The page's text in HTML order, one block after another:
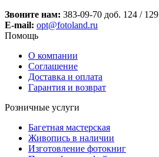
Звоните нам: 383-09-70 доб. 124 / 129
E-mail: opt@fotoland.ru
Помощь
О компании
Соглашение
Доставка и оплата
Гарантия и возврат
Розничные услуги
Багетная мастерская
Живопись в наличии
Изготовление фотокниг